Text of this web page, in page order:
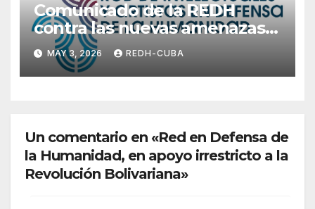
Comunicado de la REDH
contra las nuevas amenazas
del gobierno de EE.UU. contra
la hermana República de
Cuba
MAY 3, 2026 REDH-CUBA
Un comentario en «Red en Defensa de
la Humanidad, en apoyo irrestricto a la
Revolución Bolivariana»